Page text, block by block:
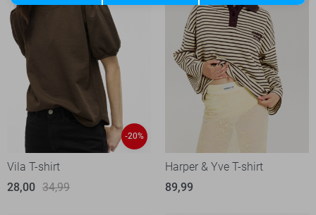
-20%
Vila T-shirt
28,00 34,99
Harper & Yve T-shirt
89,99